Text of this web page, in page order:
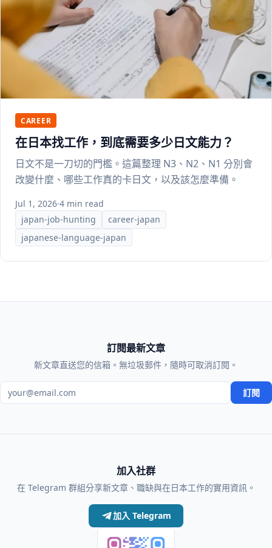
CAREER
在日本找工作，到底需要多少日文能力？
日文不是一刀切的門檻。這篇整理 N3、N2、N1 分別會
改變什麼、哪些工作真的卡日文，以及該怎麼準備。
Jul 1, 2026·4 min read
japan-job-hunting
career-japan
japanese-language-japan
訂閱最新文章
新文章直送您的信箱。無垃圾郵件，隨時可取消訂閱。
電子郵件地址 訂閱
加入社群
在 Telegram 群組分享新文章、職缺與在日本工作的實用資訊。
加入 Telegram